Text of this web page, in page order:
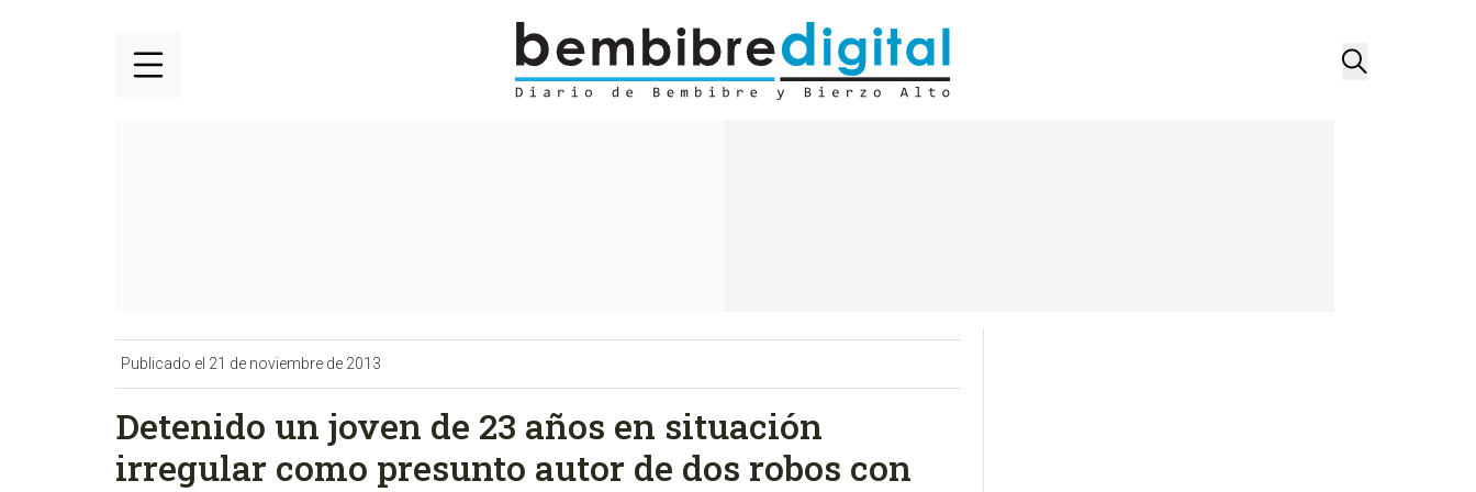
Publicado el 21 de noviembre de 2013
Detenido un joven de 23 años en situación
irregular como presunto autor de dos robos con